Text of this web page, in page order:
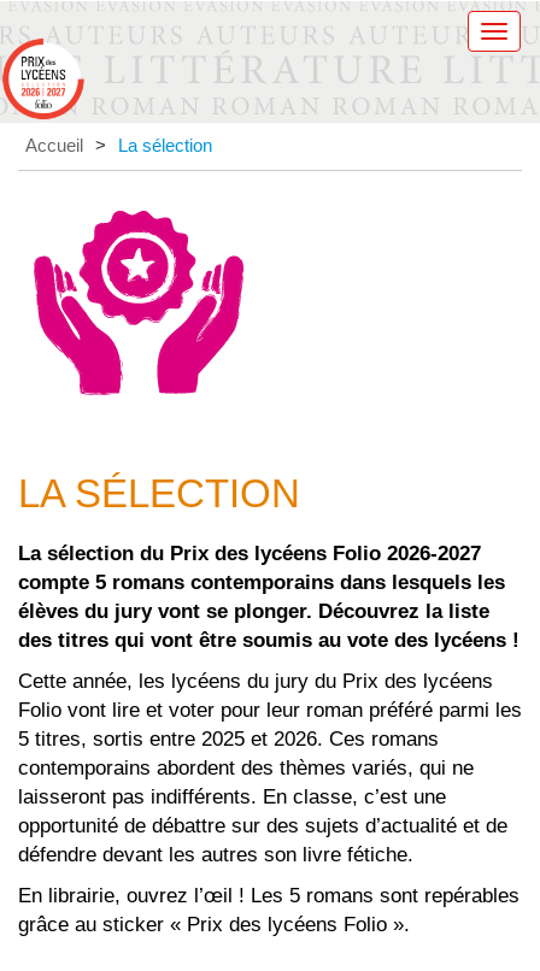
Accueil > La sélection
LA SÉLECTION
La sélection du Prix des lycéens Folio 2026-2027
compte 5 romans contemporains dans lesquels les
élèves du jury vont se plonger. Découvrez la liste
des titres qui vont être soumis au vote des lycéens !
Cette année, les lycéens du jury du Prix des lycéens
Folio vont lire et voter pour leur roman préféré parmi les
5 titres, sortis entre 2025 et 2026. Ces romans
contemporains abordent des thèmes variés, qui ne
laisseront pas indifférents. En classe, c’est une
opportunité de débattre sur des sujets d’actualité et de
défendre devant les autres son livre fétiche.
En librairie, ouvrez l’œil ! Les 5 romans sont repérables
grâce au sticker « Prix des lycéens Folio ».